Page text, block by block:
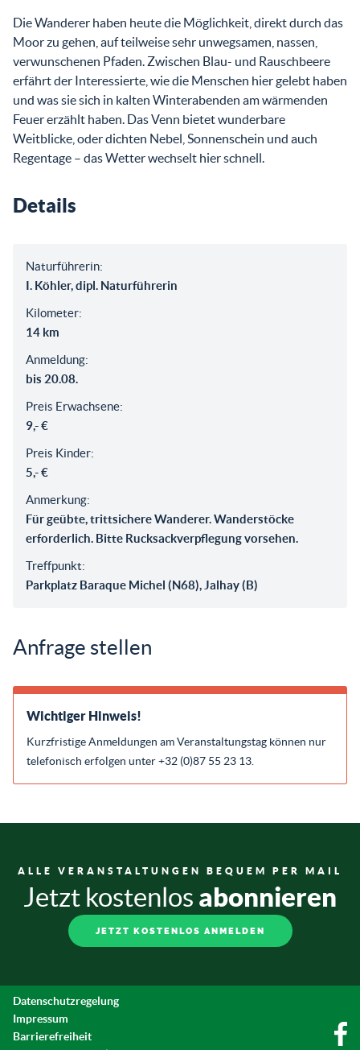
Die Wanderer haben heute die Möglichkeit, direkt durch das
Moor zu gehen, auf teilweise sehr unwegsamen, nassen,
verwunschenen Pfaden. Zwischen Blau- und Rauschbeere
erfährt der Interessierte, wie die Menschen hier gelebt haben
und was sie sich in kalten Winterabenden am wärmenden
Feuer erzählt haben. Das Venn bietet wunderbare
Weitblicke, oder dichten Nebel, Sonnenschein und auch
Regentage – das Wetter wechselt hier schnell.
Details
Naturführerin:
I. Köhler, dipl. Naturführerin
Kilometer:
14 km
Anmeldung:
bis 20.08.
Preis Erwachsene:
9,- €
Preis Kinder:
5,- €
Anmerkung:
Für geübte, trittsichere Wanderer. Wanderstöcke
erforderlich. Bitte Rucksackverpflegung vorsehen.
Treffpunkt:
Parkplatz Baraque Michel (N68), Jalhay (B)
Anfrage stellen
Wichtiger Hinweis!
Kurzfristige Anmeldungen am Veranstaltungstag können nur
telefonisch erfolgen unter +32 (0)87 55 23 13.
ALLE VERANSTALTUNGEN BEQUEM PER MAIL
Jetzt kostenlos abonnieren
JETZT KOSTENLOS ANMELDEN
Datenschutzregelung
Impressum
Barrierefreiheit